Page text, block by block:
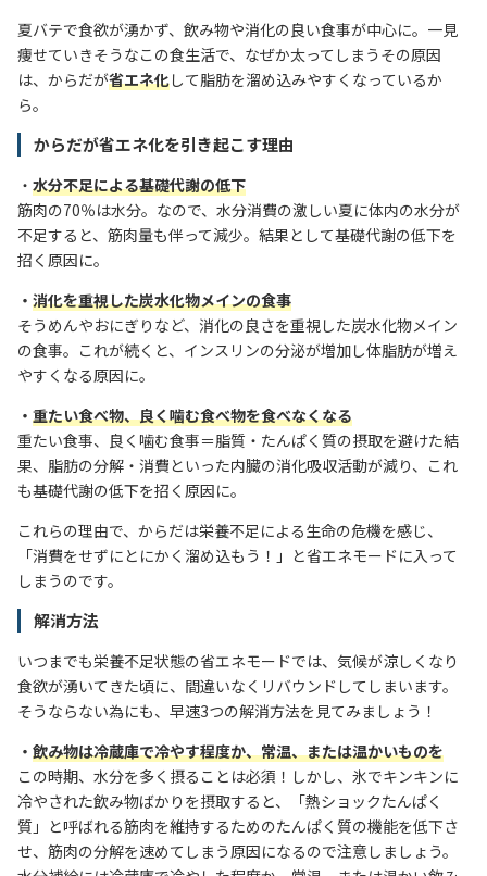
夏バテで食欲が湧かず、飲み物や消化の良い食事が中心に。一見
痩せていきそうなこの食生活で、なぜか太ってしまうその原因
は、からだが省エネ化して脂肪を溜め込みやすくなっているか
ら。
からだが省エネ化を引き起こす理由
・ 水分不足による基礎代謝の低下
筋肉の70％は水分。なので、水分消費の激しい夏に体内の水分が
不足すると、筋肉量も伴って減少。結果として基礎代謝の低下を
招く原因に。
・ 消化を重視した炭水化物メインの食事
そうめんやおにぎりなど、消化の良さを重視した炭水化物メイン
の食事。これが続くと、インスリンの分泌が増加し体脂肪が増え
やすくなる原因に。
・ 重たい食べ物、良く噛む食べ物を食べなくなる
重たい食事、良く噛む食事＝脂質・たんぱく質の摂取を避けた結
果、脂肪の分解・消費といった内臓の消化吸収活動が減り、これ
も基礎代謝の低下を招く原因に。
これらの理由で、からだは栄養不足による生命の危機を感じ、
「消費をせずにとにかく溜め込もう！」と省エネモードに入って
しまうのです。
解消方法
いつまでも栄養不足状態の省エネモードでは、気候が涼しくなり
食欲が湧いてきた頃に、 間違いなくリバウンドしてしまいます。
そうならない為にも、早速3つの解消方法を見てみましょう！
・ 飲み物は冷蔵庫で冷やす程度か、常温、または温かいものを
この時期、水分を多く摂ることは必須！しかし、氷でキンキンに
冷やされた飲み物ばかりを摂取すると、「熱ショックたんぱく
質」と呼ばれる筋肉を維持するためのたんぱく質の機能を低下さ
せ、筋肉の分解を速めてしまう原因になるので注意しましょう。